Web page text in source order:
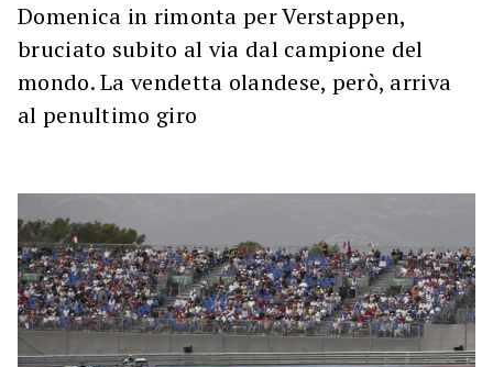
Domenica in rimonta per Verstappen,
bruciato subito al via dal campione del
mondo. La vendetta olandese, però, arriva
al penultimo giro